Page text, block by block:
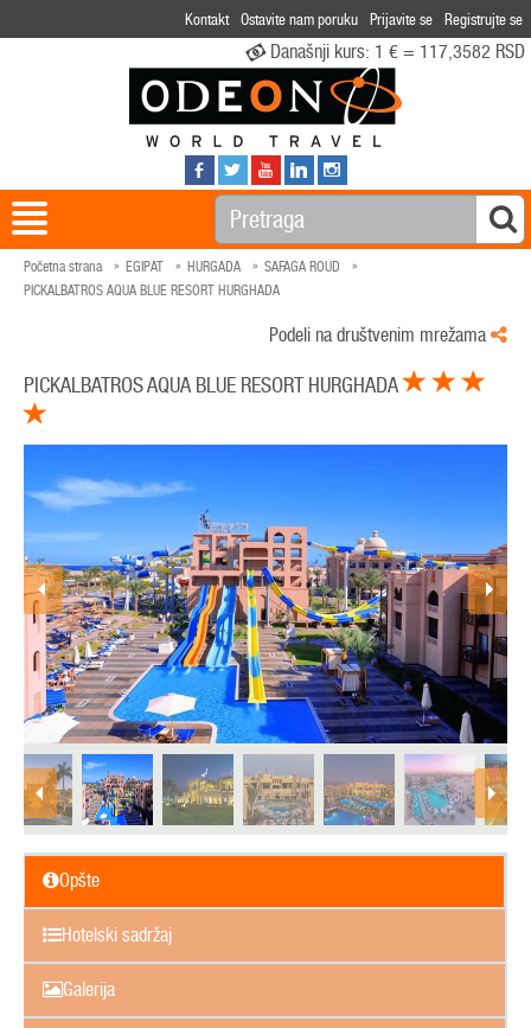
Kontakt Ostavite nam poruku Prijavite se Registrujte se
Današnji kurs: 1 € = 117,3582 RSD
Početna strana EGIPAT HURGADA
SAFAGA ROUD
PICKALBATROS AQUA BLUE RESORT HURGHADA
Podeli na društvenim mrežama
PICKALBATROS AQUA BLUE RESORT HURGHADA
Opšte
Hotelski sadržaj
Galerija